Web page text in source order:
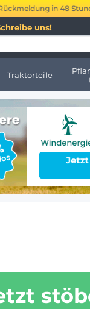
in 48 Stunden •
uns!
Traktorteile